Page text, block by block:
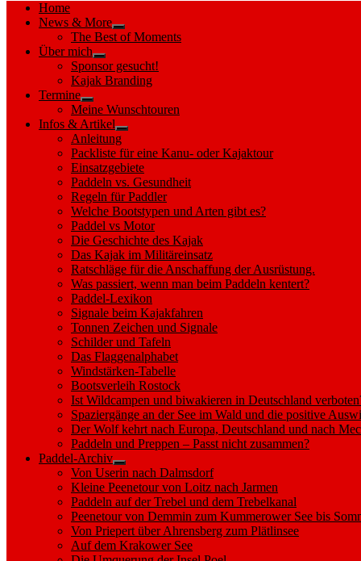
Home
News & More
Show
sub
The Best of Moments
Über mich
Show
sub
menu
Sponsor gesucht!
Kajak Branding
Termine
Show
sub
menu
Meine Wunschtouren
Infos & Artikel
Show
sub
menu
Anleitung
Packliste für eine Kanu- oder Kajaktour
Einsatzgebiete
Paddeln vs. Gesundheit
Regeln für Paddler
Welche Bootstypen und Arten gibt es?
Paddel vs Motor
Die Geschichte des Kajak
Das Kajak im Militäreinsatz
Ratschläge für die Anschaffung der Ausrüstung.
Was passiert, wenn man beim Paddeln kentert?
Paddel-Lexikon
Signale beim Kajakfahren
Tonnen Zeichen und Signale
Schilder und Tafeln
Das Flaggenalphabet
Windstärken-Tabelle
Bootsverleih Rostock
Ist Wildcampen und biwakieren in Deutschland
Spaziergänge an der See im Wald und die positive
Der Wolf kehrt nach Europa, Deutschland und nach
Paddeln und Preppen – Passt nicht zusammen?
Paddel-Archiv
Show
sub
menu
Von Userin nach Dalmsdorf
Kleine Peenetour von Loitz nach Jarmen
Paddeln auf der Trebel und dem Trebelkanal
Peenetour von Demmin zum Kummerower See bis
Von Priepert über Ahrensberg zum Plätlinsee
Auf dem Krakower See